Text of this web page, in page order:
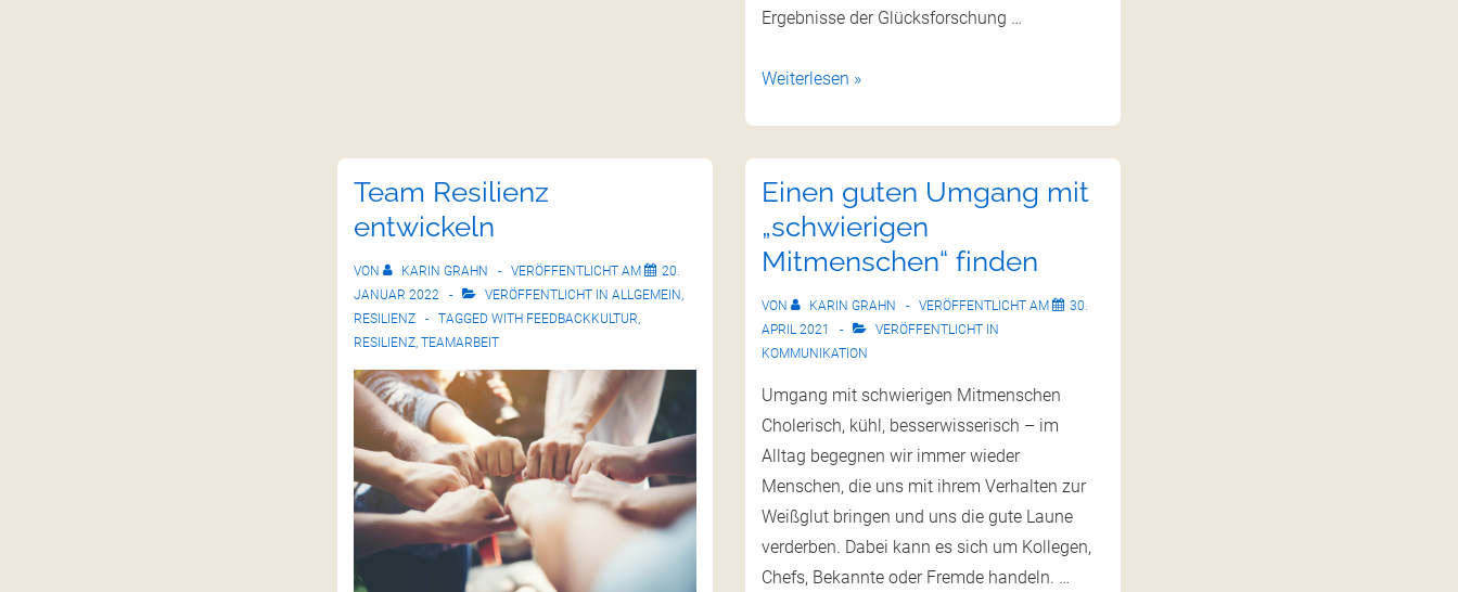
Ergebnisse der Glücksforschung …
Weiterlesen »
Team Resilienz
entwickeln
VON KARIN GRAHN VERÖFFENTLICHT AM
20.
JANUAR 2022
VERÖFFENTLICHT IN ALLGEMEIN,
RESILIENZ
TAGGED WITH FEEDBACKKULTUR,
RESILIENZ, TEAMARBEIT
Einen guten Umgang mit
„schwierigen
Mitmenschen“ finden
VON KARIN GRAHN VERÖFFENTLICHT AM
30.
APRIL 2021
VERÖFFENTLICHT IN
KOMMUNIKATION
Umgang mit schwierigen Mitmenschen
Cholerisch, kühl, besserwisserisch – im
Alltag begegnen wir immer wieder
Menschen, die uns mit ihrem Verhalten zur
Weißglut bringen und uns die gute Laune
verderben. Dabei kann es sich um Kollegen,
Chefs, Bekannte oder Fremde handeln. …